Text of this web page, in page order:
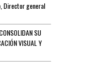
Director general
SU
VISUAL Y